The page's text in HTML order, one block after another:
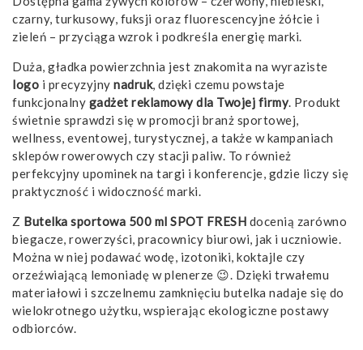
czarny, turkusowy, fuksji oraz fluorescencyjne żółcie i
zieleń – przyciąga wzrok i podkreśla energię marki.
Duża, gładka powierzchnia jest znakomita na wyraziste
logo i precyzyjny nadruk, dzięki czemu powstaje
funkcjonalny gadżet reklamowydla Twojej firmy. Produkt
świetnie sprawdzi się w promocji branż sportowej,
wellness, eventowej, turystycznej, a także w kampaniach
sklepów rowerowych czy stacji paliw. To również
perfekcyjny upominek na targi i konferencje, gdzie liczy się
praktyczność i widoczność marki.
Z Butelka sportowa 500 ml SPOT FRESH docenią zarówno
biegacze, rowerzyści, pracownicy biurowi, jak i uczniowie.
Można w niej podawać wodę, izotoniki, koktajle czy
orzeźwiającą lemoniadę w plenerze 😉. Dzięki trwałemu
materiałowi i szczelnemu zamknięciu butelka nadaje się do
wielokrotnego użytku, wspierając ekologiczne postawy
odbiorców.